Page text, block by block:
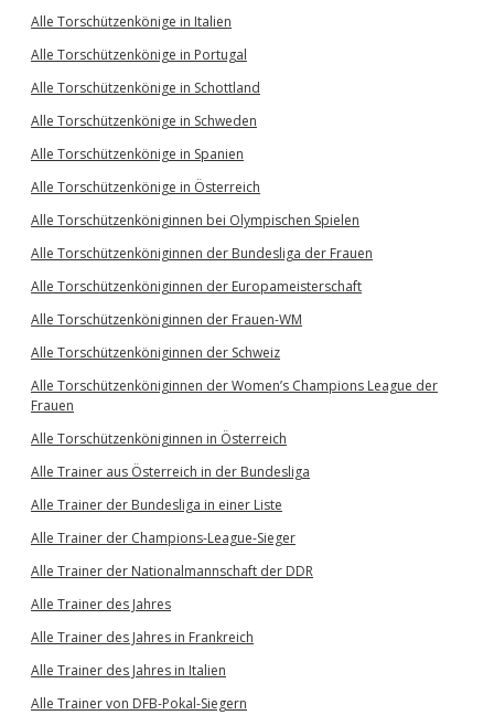
Alle Torschützenkönige in Italien
Alle Torschützenkönige in Portugal
Alle Torschützenkönige in Schottland
Alle Torschützenkönige in Schweden
Alle Torschützenkönige in Spanien
Alle Torschützenkönige in Österreich
Alle Torschützenköniginnen bei Olympischen Spielen
Alle Torschützenköniginnen der Bundesliga der Frauen
Alle Torschützenköniginnen der Europameisterschaft
Alle Torschützenköniginnen der Frauen-WM
Alle Torschützenköniginnen der Schweiz
Alle Torschützenköniginnen der Women’s Champions League der
Frauen
Alle Torschützenköniginnen in Österreich
Alle Trainer aus Österreich in der Bundesliga
Alle Trainer der Bundesliga in einer Liste
Alle Trainer der Champions-League-Sieger
Alle Trainer der Nationalmannschaft der DDR
Alle Trainer des Jahres
Alle Trainer des Jahres in Frankreich
Alle Trainer des Jahres in Italien
Alle Trainer von DFB-Pokal-Siegern